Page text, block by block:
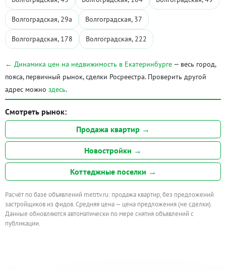
Волгоградская, 29а Волгоградская, 37
Волгоградская, 178 Волгоградская, 222
← Динамика цен на недвижимость в Екатеринбурге — весь город,
пояса, первичный рынок, сделки Росреестра. Проверить другой
адрес можно здесь.
Смотреть рынок:
Продажа квартир →
Новостройки →
Коттеджные поселки →
Расчёт по базе объявлений metrtv.ru: продажа квартир, без предложений
застройщиков из фидов. Средняя цена — цена предложения (не сделки).
Данные обновляются автоматически по мере снятия объявлений с
публикации.